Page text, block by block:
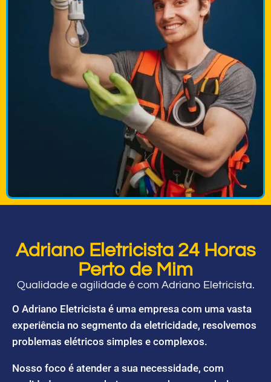
Adriano Eletricista 24 Horas
Perto de Mim
Qualidade e agilidade é com Adriano Eletricista.
O Adriano Eletricista é uma empresa com uma vasta
experiência no segmento da eletricidade, resolvemos
problemas elétricos simples e complexos.
Nosso foco é atender a sua necessidade, com